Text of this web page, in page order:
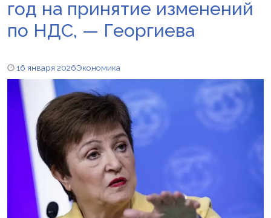
год на принятие изменений
по НДС, — Георгиева
16 января 2026Экономика